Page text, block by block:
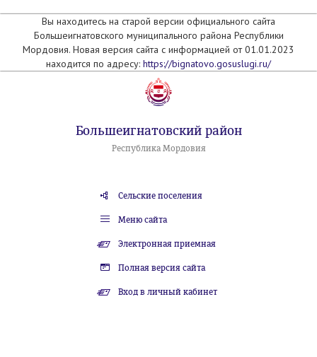
Вы находитесь на старой версии официального сайта
Большеигнатовского муниципального района Республики
Мордовия. Новая версия сайта с информацией от 01.01.2023
находится по адресу: https://bignatovo.gosuslugi.ru/
Большеигнатовский район
Республика Мордовия
Сельские поселения
Меню сайта
Электронная приемная
Полная версия сайта
Вход в личный кабинет